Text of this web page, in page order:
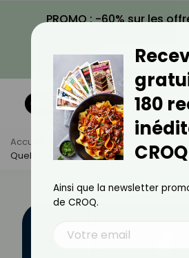
PROMO : -60% sur les
VOIR LA
Accueil Actus
Santé
Quels Sont Les Effets Secondaires De
180
Ainsi que la newsletter
de CROQ.